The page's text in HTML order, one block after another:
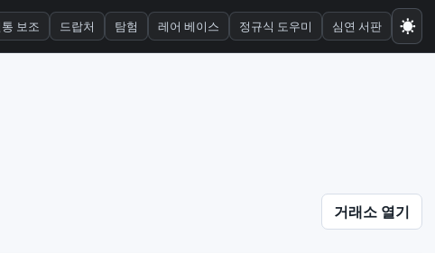
보조 드랍처 탐험 레어 베이스 정규식 도우미 심연 서판 ☀
거래소 열기